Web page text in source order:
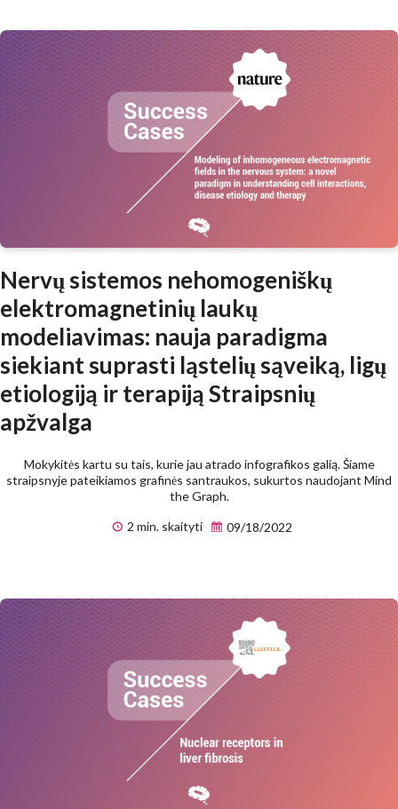
Nervų sistemos nehomogeniškų
elektromagnetinių laukų
modeliavimas: nauja paradigma
siekiant suprasti ląstelių sąveiką, ligų
etiologiją ir terapiją Straipsnių
apžvalga
Mokykitės kartu su tais, kurie jau atrado infografikos galią. Šiame
straipsnyje pateikiamos grafinės santraukos, sukurtos naudojant Mind
the Graph.
2 min. skaityti
09/18/2022